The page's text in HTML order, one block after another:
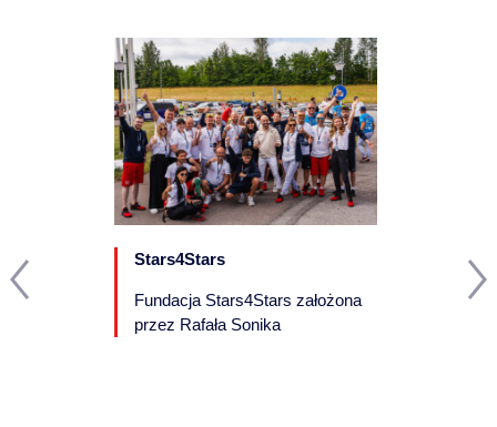
Rozszerzenie portfela klientów -
nawiązaliśmy ważne współprace z PKO
Leasing i Reifaisen, co dodatkowo
wzmocniło naszą pozycję na rynku.
Stars4Stars
Fundacja Stars4Stars założona
przez Rafała Sonika